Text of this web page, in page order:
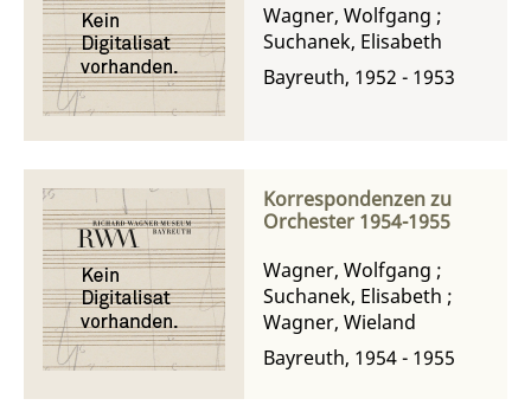
Wagner, Wolfgang ;
Suchanek, Elisabeth
Bayreuth, 1952 - 1953
Korrespondenzen zu
Orchester 1954-1955
Wagner, Wolfgang ;
Suchanek, Elisabeth ;
Wagner, Wieland
Bayreuth, 1954 - 1955